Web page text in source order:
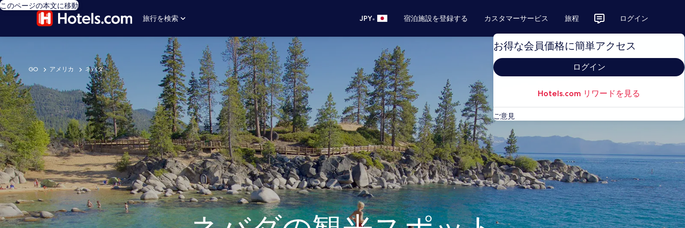
このページの本文に移動
旅行を検索
JPY• 宿泊施設を登録する カスタマーサービス 旅程 ログイン
お得な会員価格に簡単アクセス
ログイン
Hotels.com リワードを見る
ご意見
GO アメリカ ネバダ